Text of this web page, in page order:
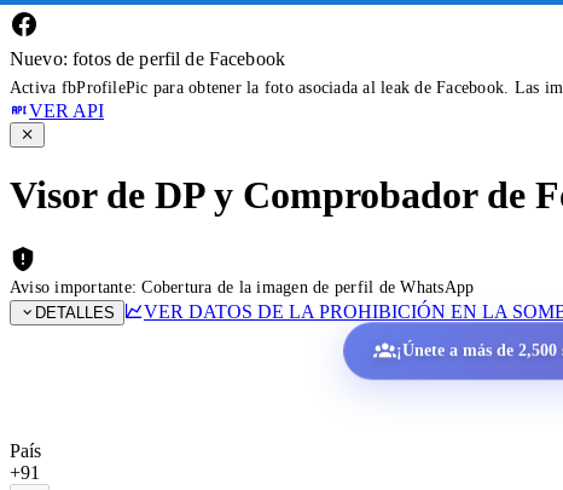
Nuevo: fotos de perfil de Facebook
Activa fbProfilePic para obtener la foto asociada al leak de Facebook. Las
VER API
Visor de DP y Comprobador de
Aviso importante: Cobertura de la imagen de perfil de WhatsApp
DETALLES
VER DATOS DE LA PROHIBICIÓN EN LA
¡Únete a más de
País
+91